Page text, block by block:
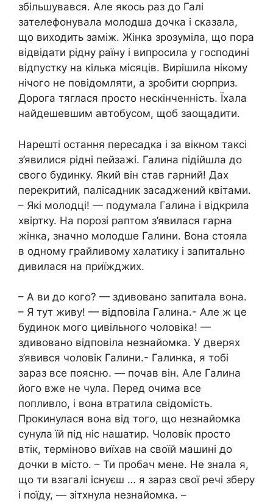
збільшувався. Але якось раз до Галі
зателефонувала молодша дочка і сказала,
що виходить заміж. Жінка зрозуміла, що пора
відвідати рідну раїну і випросила у господині
відпустку на кілька місяців. Вирішила нікому
нічого не повідомляти, а зробити сюрприз.
Дорога тяглася просто нескінченність. Їхала
найдешевшим автобусом, щоб заощадити.
Нарешті остання пересадка і за вікном таксі
з’явилися рідні пейзажі. Галина підійшла до
свого будинку. Який він став гарний! Дах
перекритий, палісадник засаджений квітами.
– Які молодці! — подумала Галина і відкрила
хвіртку. На порозі раптом з’явилася гарна
жінка, значно молодше Галини. Вона стояла
в одному грайливому халатику і запитально
дивилася на приїжджих.
– А ви до кого? — здивовано запитала вона.
– Я тут живу! — відповіла Галина.- Але ж це
будинок мого цивільного чоловіка! —
здивовано відповіла незнайомка. У дверях
з’явився чоловік Галини.- Галинка, я тобі
зараз все поясню. — почав він. Але Галина
його вже не чула. Перед очима все
попливло, і вона втратила свідомість.
Прокинулася вона від того, що незнайомка
сунула їй під ніс нашатир. Чоловік просто
втік, терміново виїхав на своїй машині до
дочки в місто. – Ти пробач мене. Не знала я,
що ти взагалі існуєш … я зараз свої речі зберу
і поїду, — зітхнула незнайомка. –